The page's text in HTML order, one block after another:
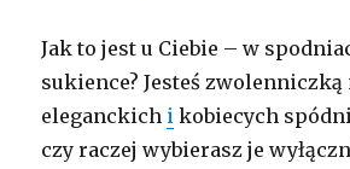
Jak to jest u Ciebie – w
sukience? Jesteś zwolenniczką
eleganckich i kobiecych
czy raczej wybierasz je